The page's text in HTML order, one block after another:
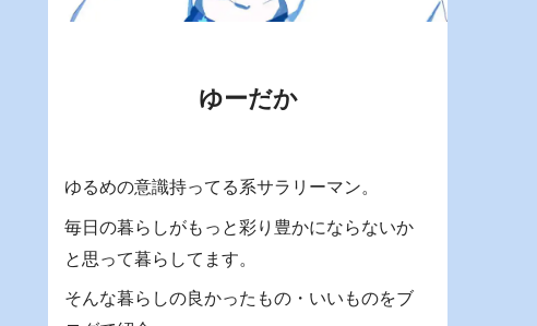
ゆーだか
ゆるめの意識持ってる系サラリーマン。
毎日の暮らしがもっと彩り豊かにならないか
と思って暮らしてます。
そんな暮らしの良かったもの・いいものをブ